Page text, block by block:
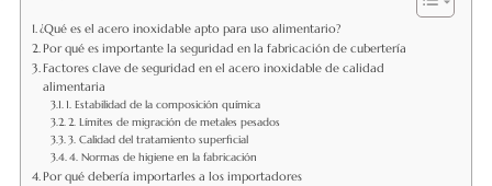
¿Qué es el acero inoxidable apto para uso alimentario?
Por qué es importante la seguridad en la fabricación de cubertería
Factores clave de seguridad en el acero inoxidable de calidad
alimentaria
1. Estabilidad de la composición química
2. Límites de migración de metales pesados
3. Calidad del tratamiento superficial
4. Normas de higiene en la fabricación
Por qué debería importarles a los importadores